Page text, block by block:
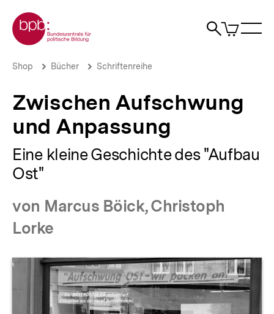
zum
Seiteninhalt
springen
Zur Startseite der bpb
Suche
Artikel
im
Zwischen
Anpassung
bpb.de
Brotkrümelnavigation
Pfadnavigation
Shop Bücher Schriftenreihe
Zwischen Aufschwung
und Anpassung
Eine kleine Geschichte des "Aufbau
Ost"
von Marcus Böick, Christoph
Lorke
Produktvorschau